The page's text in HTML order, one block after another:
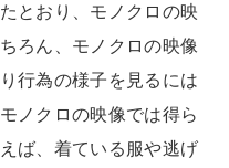
とおり、モノクロの映
ろん、モノクロの映像
行為の様子を見るには
ノクロの映像では得ら
ば、着ている服や逃げ